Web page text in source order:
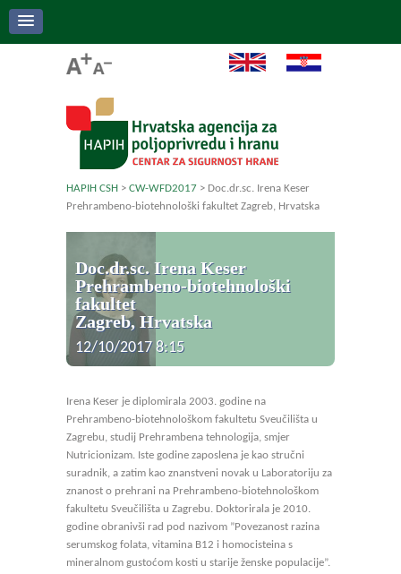
HAPIH CSH > CW-WFD2017 > Doc.dr.sc. Irena Keser
Prehrambeno-biotehnološki fakultet Zagreb, Hrvatska
Doc.dr.sc. Irena Keser
Prehrambeno-biotehnološki
fakultet
Zagreb, Hrvatska
12/10/2017 8:15
Irena Keser je diplomirala 2003. godine na
Prehrambeno-biotehnološkom fakultetu Sveučilišta u
Zagrebu, studij Prehrambena tehnologija, smjer
Nutricionizam. Iste godine zaposlena je kao stručni
suradnik, a zatim kao znanstveni novak u Laboratoriju za
znanost o prehrani na Prehrambeno-biotehnološkom
fakultetu Sveučilišta u Zagrebu. Doktorirala je 2010.
godine obranivši rad pod nazivom ”Povezanost razina
serumskog folata, vitamina B12 i homocisteina s
mineralnom gustoćom kosti u starije ženske populacije”.